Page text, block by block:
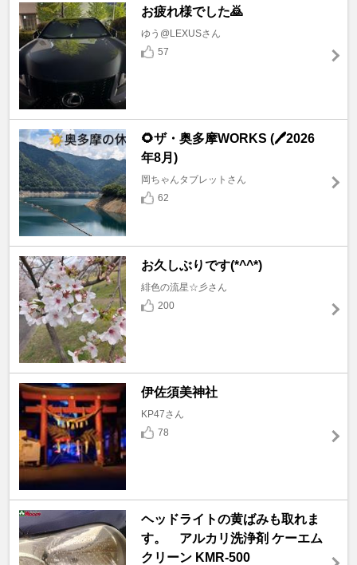
お疲れ様でした🙇
ゆう@LEXUSさん
57
🌻ザ・奥多摩WORKS (🖊️2026
年8月)
岡ちゃんタブレットさん
62
お久しぶりです(*^^*)
緋色の流星☆彡さん
200
伊佐須美神社
KP47さん
78
ヘッドライトの黄ばみも取れま
す。 アルカリ洗浄剤 ケーエム
クリーン KMR-500